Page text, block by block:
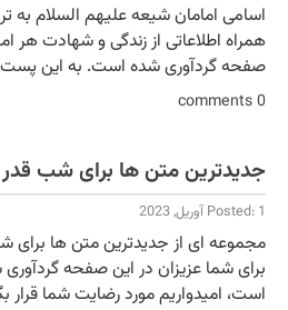
اسامی امامان شیعه علیهم السلام به
همراه اطلاعاتی از زندگی و شهادت هر
صفحه گردآوری شده است. به این
0 comments
جدیدترین متن ها برای شب قدر
Posted: 1 آوریل, 2023
مجموعه ای از جدیدترین متن ها برای
برای شما عزیزان در این صفحه
است، امیدواریم مورد رضایت شما قرار